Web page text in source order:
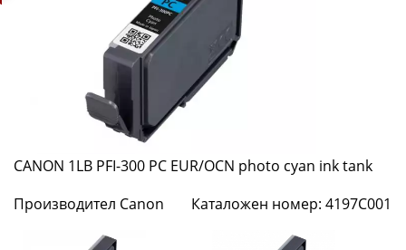
300
PC
EUR/OCN
photo
cyan
ink
tank
CANON 1LB PFI-300 PC EUR/OCN photo cyan ink tank
Производител Canon
Каталожен номер: 4197C001